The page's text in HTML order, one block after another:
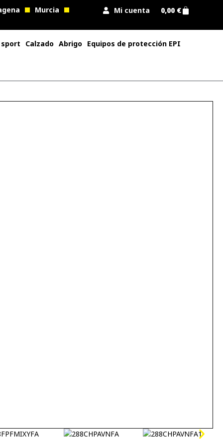
Murcia Mi cuenta 0,00 €
sport Calzado Abrigo Equipos de protección EPI